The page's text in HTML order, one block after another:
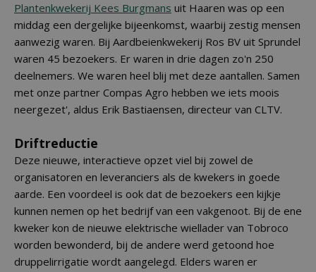
Plantenkwekerij Kees Burgmans uit Haaren was op een
middag een dergelijke bijeenkomst, waarbij zestig mensen
aanwezig waren. Bij Aardbeienkwekerij Ros BV uit Sprundel
waren 45 bezoekers. Er waren in drie dagen zo'n 250
deelnemers. We waren heel blij met deze aantallen. Samen
met onze partner Compas Agro hebben we iets moois
neergezet', aldus Erik Bastiaensen, directeur van CLTV.
Driftreductie
Deze nieuwe, interactieve opzet viel bij zowel de
organisatoren en leveranciers als de kwekers in goede
aarde. Een voordeel is ook dat de bezoekers een kijkje
kunnen nemen op het bedrijf van een vakgenoot. Bij de ene
kweker kon de nieuwe elektrische wiellader van Tobroco
worden bewonderd, bij de andere werd getoond hoe
druppelirrigatie wordt aangelegd. Elders waren er